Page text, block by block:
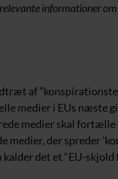
informationer
af
medier i EUs næste
medier skal fortælle
medier, der spreder
det et “EU-skjold